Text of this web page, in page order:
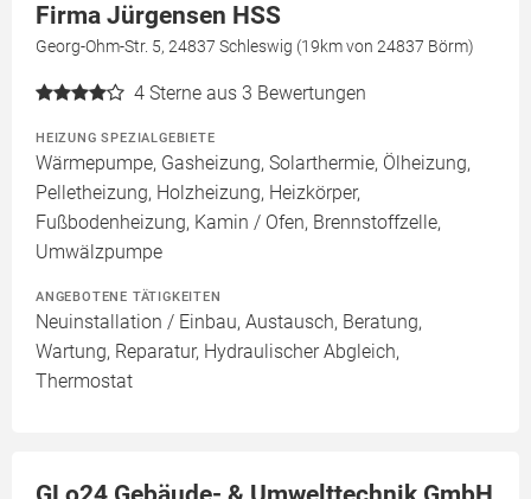
Firma Jürgensen HSS
Georg-Ohm-Str. 5, 24837 Schleswig (19km von 24837 Börm)
4 Sterne aus 3 Bewertungen
HEIZUNG SPEZIALGEBIETE
Wärmepumpe, Gasheizung, Solarthermie, Ölheizung,
Pelletheizung, Holzheizung, Heizkörper,
Fußbodenheizung, Kamin / Ofen, Brennstoffzelle,
Umwälzpumpe
ANGEBOTENE TÄTIGKEITEN
Neuinstallation / Einbau, Austausch, Beratung,
Wartung, Reparatur, Hydraulischer Abgleich,
Thermostat